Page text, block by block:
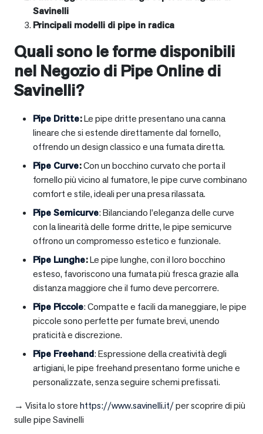
Savinelli
Principali modelli di pipe in radica
Quali sono le forme disponibili
nel Negozio di Pipe Online di
Savinelli?
Pipe Dritte:Le pipe dritte presentano una canna
lineare che si estende direttamente dal fornello,
offrendo un design classico e una fumata diretta.
Pipe Curve:Con un bocchino curvato che porta il
fornello più vicino al fumatore, le pipe curve combinano
comfort e stile, ideali per una presa rilassata.
Pipe Semicurve: Bilanciando l’eleganza delle curve
con la linearità delle forme dritte, le pipe semicurve
offrono un compromesso estetico e funzionale.
Pipe Lunghe:Le pipe lunghe, con il loro bocchino
esteso, favoriscono una fumata più fresca grazie alla
distanza maggiore che il fumo deve percorrere.
Pipe Piccole: Compatte e facili da maneggiare, le pipe
piccole sono perfette per fumate brevi, unendo
praticità e discrezione.
Pipe Freehand: Espressione della creatività degli
artigiani, le pipe freehand presentano forme uniche e
personalizzate, senza seguire schemi prefissati.
→ Visita lo storehttps://www.savinelli.it/per scoprire di più
sulle pipe Savinelli